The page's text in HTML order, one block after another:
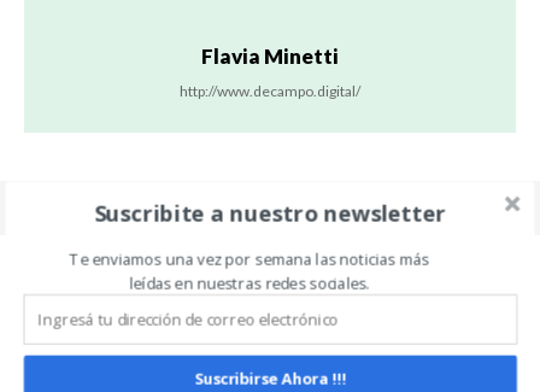
Flavia Minetti
http://www.decampo.digital/
Related Articles
Suscribite a nuestro newsletter
Te enviamos una vez por semana las noticias más
leídas en nuestras redes sociales.
Suscribirse Ahora !!!